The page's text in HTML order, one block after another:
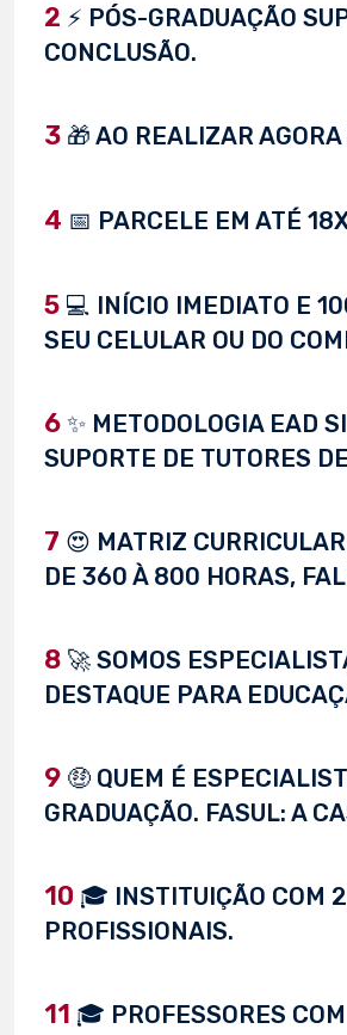
2 ⚡ PÓS-GRADUAÇÃO
CONCLUSÃO.
3 🎁 AO REALIZAR
4 📅 PARCELE EM ATÉ
5 💻 INÍCIO IMEDIATO E
SEU CELULAR OU DO
6 ✨ METODOLOGIA EAD
SUPORTE DE TUTORES
7 😍 MATRIZ
DE 360 À 800 HORAS,
8 🚀 SOMOS
DESTAQUE PARA
9 🤑 QUEM É
GRADUAÇÃO. FASUL: A
10 🎓 INSTITUIÇÃO COM
PROFISSIONAIS.
11 🎓 PROFESSORES